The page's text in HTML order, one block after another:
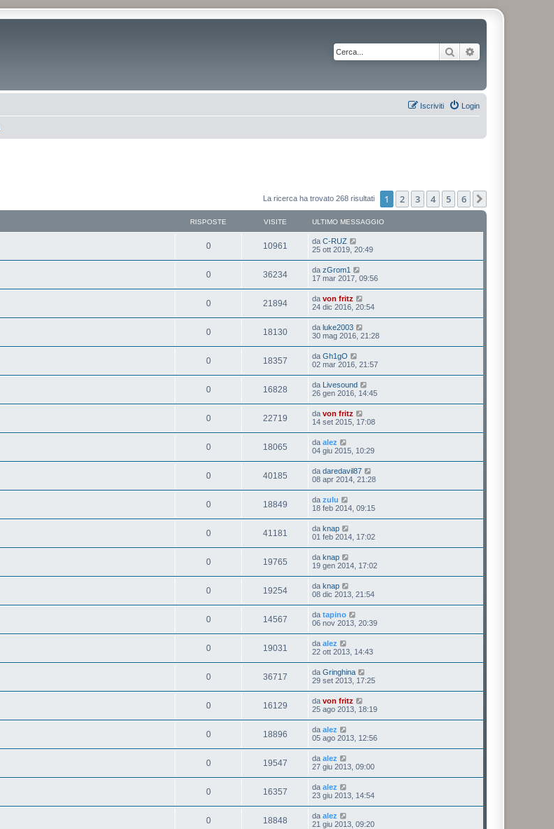
Cerca
Login
Iscriviti
La ricerca ha trovato 268 risultati 1 2 3 4 5 6
RISPOSTE VISITE ULTIMO MESSAGGIO
0 10961 da C-RUZ
25 ott 2019, 20:49
0 36234 da zGrom1
17 mar 2017, 09:56
0 21894 da von fritz
24 dic 2016, 20:54
0 18130 da luke2003
30 mag 2016, 21:28
0 18357 da Gh1gO
02 mar 2016, 21:57
0 16828 da Livesound
26 gen 2016, 14:45
0 22719 da von fritz
14 set 2015, 17:08
0 18065 da alez
04 giu 2015, 10:29
0 40185 da daredavil87
08 apr 2014, 21:28
0 18849 da zulu
18 feb 2014, 09:15
0 41181 da knap
01 feb 2014, 17:02
0 19765 da knap
19 gen 2014, 17:02
0 19254 da knap
08 dic 2013, 21:54
0 14567 da tapino
06 nov 2013, 20:39
0 19031 da alez
22 ott 2013, 14:43
0 36717 da Gringhina
29 set 2013, 17:25
0 16129 da von fritz
25 ago 2013, 18:19
0 18896 da alez
05 ago 2013, 12:56
0 19547 da alez
27 giu 2013, 09:00
0 16357 da alez
23 giu 2013, 14:54
0 18848 da alez
21 giu 2013, 09:20